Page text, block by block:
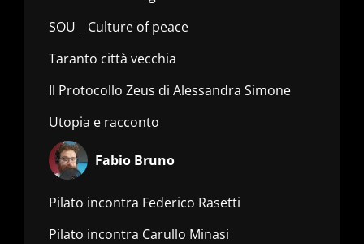
SOU _ Culture of peace
Taranto città vecchia
Il Protocollo Zeus di Alessandra Simone
Utopia e racconto
Fabio Bruno
Pilato incontra Federico Rasetti
Pilato incontra Carullo Minasi